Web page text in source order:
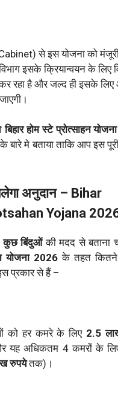
से इस योजना को
इसके क्रियान्वयन के लिए
कर रहा है और जल्द ही इसके
बिहार होम स्टे प्रोत्साहन
बारे मे बताया ताकि आप इस
अनुदान – Bihar
Yojana
कुछ बिंदुओंकी मदद से बताना
योजना 2026के तहत कितने
प्रकार से हैं –
को हर कमरे के लिए 2.5
यह अधिकतम 4 कमरों के लिए
रुपयेतक)।